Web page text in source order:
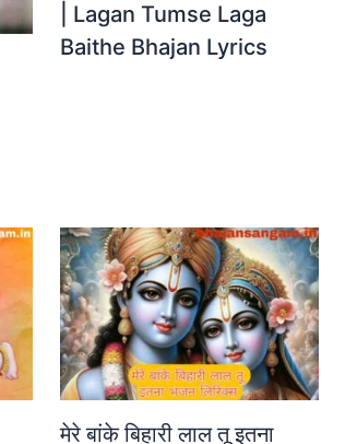
| Lagan Tumse Laga
Baithe Bhajan Lyrics
मेरे बांके बिहारी लाल तू इतना